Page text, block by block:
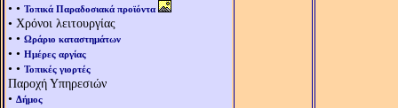
• • Τοπικά Παραδοσιακά προϊόντα
• Χρόνοι λειτουργίας
• • Ωράριο καταστημάτων
• • Ημέρες αργίας
• • Τοπικές γιορτές
Παροχή Υπηρεσιών
• Δήμος